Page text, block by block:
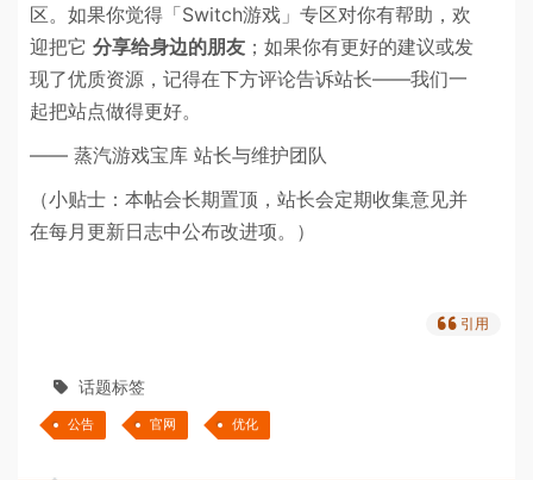
区。如果你觉得「Switch游戏」专区对你有帮助，欢
迎把它 分享给身边的朋友 ；如果你有更好的建议或发
现了优质资源，记得在下方评论告诉站长——我们一
起把站点做得更好。
—— 蒸汽游戏宝库 站长与维护团队
（小贴士：本帖会长期置顶，站长会定期收集意见并
在每月更新日志中公布改进项。）
引用
话题标签
公告 官网 优化